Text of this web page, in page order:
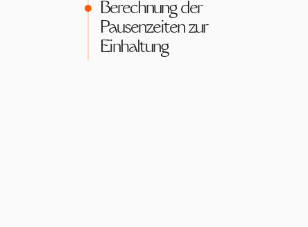
Berechnung der
Pausenzeiten zur
Einhaltung